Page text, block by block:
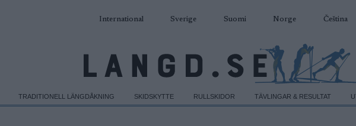
International Sverige Suomi Norge Čeština
TRADITIONELL LÄNGDÅKNING SKIDSKYTTE RULLSKIDOR TÄVLINGAR & RESULTAT